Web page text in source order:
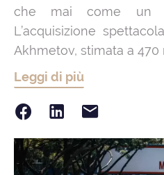
che mai come un
L’acquisizione
Akhmetov, stimata a 470
Leggi di più